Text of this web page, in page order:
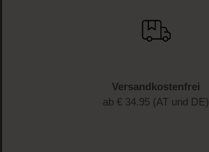
Versandkostenfrei
ab € 34.95 (AT und DE)